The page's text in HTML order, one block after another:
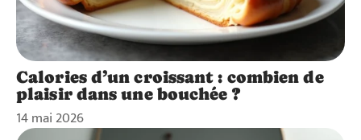
Calories d’un croissant : combien de
plaisir dans une bouchée ?
14 mai 2026